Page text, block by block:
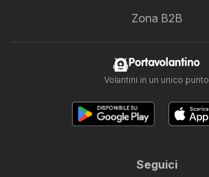
Zona B2B
Portavolantino
Volantini in un unico punto
Seguici